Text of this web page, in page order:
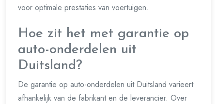
voor optimale prestaties van voertuigen.
Hoe zit het met garantie op
auto-onderdelen uit
Duitsland?
De garantie op auto-onderdelen uit Duitsland varieert
afhankelijk van de fabrikant en de leverancier. Over